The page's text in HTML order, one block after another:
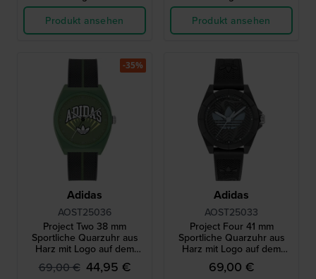
Produkt ansehen
Produkt ansehen
Adidas
AOST25036
Project Two 38 mm
Sportliche Quarzuhr aus
Harz mit Logo auf dem
Zifferblatt
69,00 € 44,95 €
-35%
Adidas
AOST25033
Project Four 41 mm
Sportliche Quarzuhr aus
Harz mit Logo auf dem
Zifferblatt
69,00 €